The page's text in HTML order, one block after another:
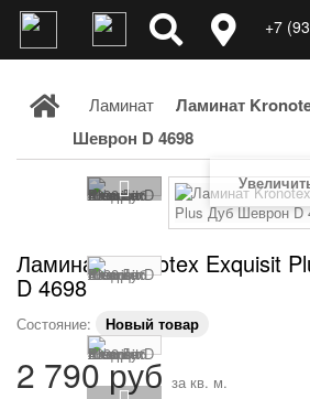
+7
Ламинат
Ламинат
Шеврон D 4698
Ламинат Kronotex Exquisit
D 4698
Состояние: Новый товар
2 790 руб за кв. м.